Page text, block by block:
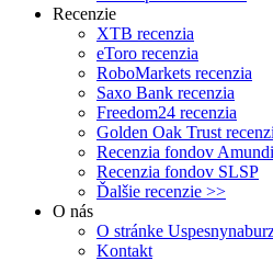
Recenzie
XTB recenzia
eToro recenzia
RoboMarkets recenzia
Saxo Bank recenzia
Freedom24 recenzia
Golden Oak Trust
Recenzia fondov Amundi
Recenzia fondov SLSP
Ďalšie recenzie >>
O nás
O stránke
Kontakt